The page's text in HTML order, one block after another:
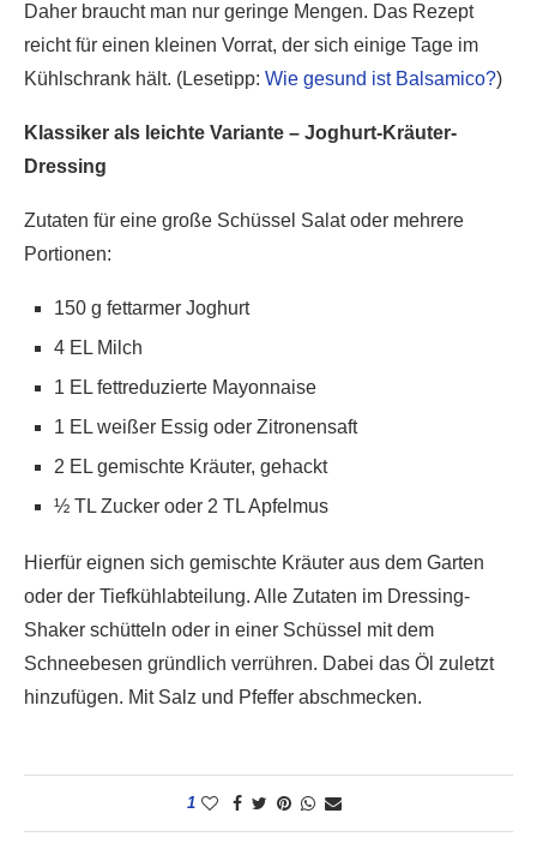
Daher braucht man nur geringe Mengen. Das Rezept
reicht für einen kleinen Vorrat, der sich einige Tage im
Kühlschrank hält. (Lesetipp: Wie gesund ist Balsamico?)
Klassiker als leichte Variante – Joghurt-Kräuter-
Dressing
Zutaten für eine große Schüssel Salat oder mehrere
Portionen:
150 g fettarmer Joghurt
4 EL Milch
1 EL fettreduzierte Mayonnaise
1 EL weißer Essig oder Zitronensaft
2 EL gemischte Kräuter, gehackt
½ TL Zucker oder 2 TL Apfelmus
Hierfür eignen sich gemischte Kräuter aus dem Garten
oder der Tiefkühlabteilung. Alle Zutaten im Dressing-
Shaker schütteln oder in einer Schüssel mit dem
Schneebesen gründlich verrühren. Dabei das Öl zuletzt
hinzufügen. Mit Salz und Pfeffer abschmecken.
1